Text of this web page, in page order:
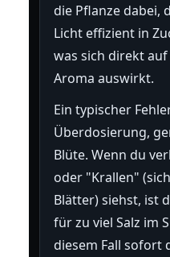
die Pflanze dabei,
Licht effizient in
was sich direkt
Aroma auswirkt.
Ein typischer
Überdosierung,
Blüte. Wenn du
oder "Krallen"
Blätter) siehst, ist
für zu viel Salz im
diesem Fall sofort